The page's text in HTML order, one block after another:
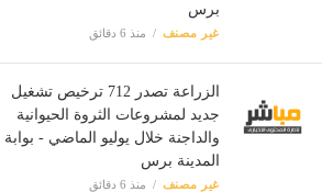
برس
غير مصنف منذ 6 دقائق
الزراعة تصدر 712 ترخيص تشغيل
جديد لمشروعات الثروة الحيوانية
والداجنة خلال يوليو الماضي - بوابة
المدينة برس
غير مصنف منذ 6 دقائق